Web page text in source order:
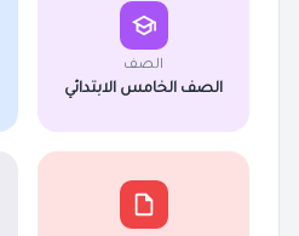
الصف
الصف الخامس الابتدائي